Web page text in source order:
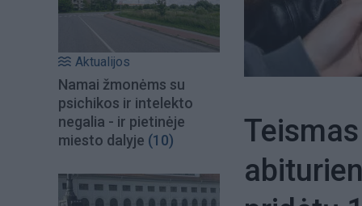
Aktualijos
Namai žmonėms su
psichikos ir intelekto
negalia - ir pietinėje
miesto dalyje (10)